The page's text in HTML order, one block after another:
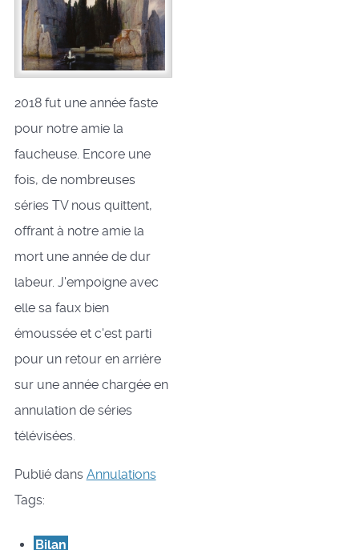
2018 fut une année faste
pour notre amie la
faucheuse. Encore une
fois, de nombreuses
séries TV nous quittent,
offrant à notre amie la
mort une année de dur
labeur. J'empoigne avec
elle sa faux bien
émoussée et c'est parti
pour un retour en arrière
sur une année chargée en
annulation de séries
télévisées.
Publié dans Annulations
Tags:
Bilan